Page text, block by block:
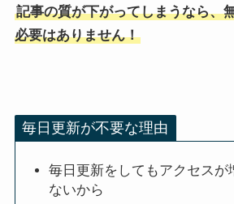
記事の質が下がってしまうなら、
必要はありません！
毎日更新が不要な理由
毎日更新をしてもアクセスが
ないから